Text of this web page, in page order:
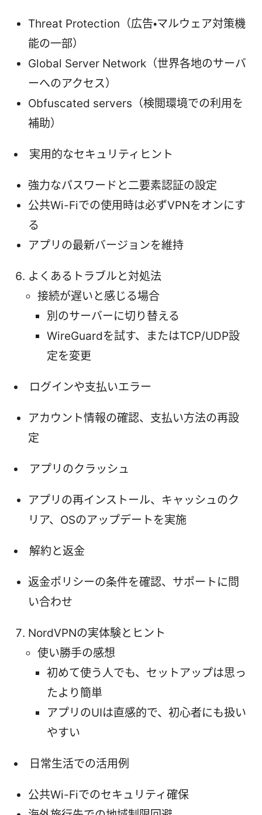
Threat Protection（広告・マルウェア対策機
能の一部）
Global Server Network（世界各地のサーバ
ーへのアクセス）
Obfuscated servers（検閲環境での利用を
補助）
実用的なセキュリティヒント
強力なパスワードと二要素認証の設定
公共Wi-Fiでの使用時は必ずVPNをオンにす
る
アプリの最新バージョンを維持
よくあるトラブルと対処法
接続が遅いと感じる場合
別のサーバーに切り替える
WireGuardを試す、またはTCP/UDP設
定を変更
ログインや支払いエラー
アカウント情報の確認、支払い方法の再設
定
アプリのクラッシュ
アプリの再インストール、キャッシュのク
リア、OSのアップデートを実施
解約と返金
返金ポリシーの条件を確認、サポートに問
い合わせ
NordVPNの実体験とヒント
使い勝手の感想
初めて使う人でも、セットアップは思っ
たより簡単
アプリのUIは直感的で、初心者にも扱い
やすい
日常生活での活用例
公共Wi-Fiでのセキュリティ確保